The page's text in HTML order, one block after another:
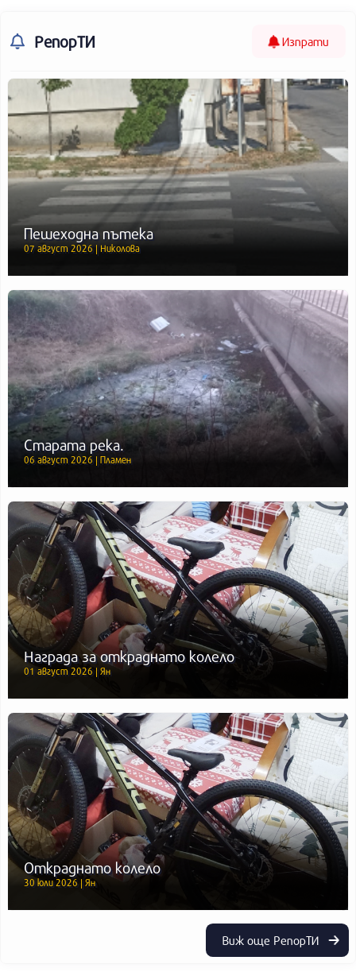
РепорТИ Изпрати
Пешеходна пътека
07 август 2026 | Николова
Старата река.
06 август 2026 | Пламен
Награда за откраднато колело
01 август 2026 | Ян
Откраднато колело
30 юли 2026 | Ян
Виж още РепорТИ